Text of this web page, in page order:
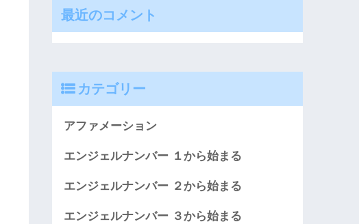
最近のコメント
カテゴリー
アファメーション
エンジェルナンバー １から始まる
エンジェルナンバー ２から始まる
エンジェルナンバー ３から始まる